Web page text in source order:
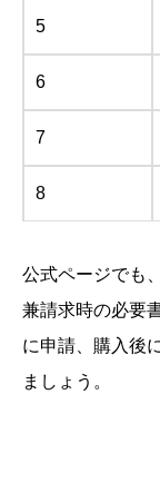
5
6
7
8
公式ページでも
兼請求時の必要
に申請、購入後
ましょう。